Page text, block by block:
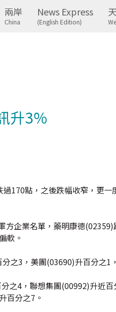
兩岸
China
News Express
(English Edition)
升3%
170點，之後跌幅收窄，更
方企業名單，藥明康德
軟。
之3，美團(03690)升百分之
之4，聯想集團(00992)升近
百分之7。